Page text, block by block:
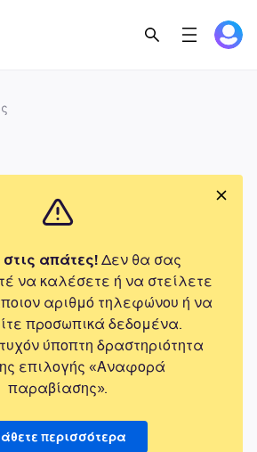
απάτες! Δεν θα σας
να καλέσετε ή να στείλετε
αριθμό τηλεφώνου ή να
προσωπικά δεδομένα.
ύποπτη δραστηριότητα
επιλογής «Αναφορά
παραβίασης».
περισσότερα